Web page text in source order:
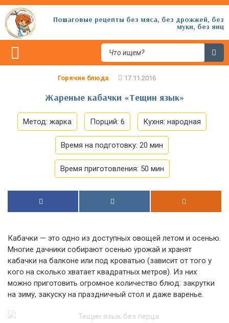
Пошаговые рецепты без мяса, без дрожжей, без
муки, без яиц
Горячие блюда
Жареные кабачки «Тещин язык»
Метод: жарка Порций: 6 Кухня: народная
Время на подготовку: 20 мин
Время приготовления: 50 мин
Кабачки — это одно из доступных овощей летом и осенью.
Многие дачники собирают осенью урожай и хранят
кабачки на балконе или под кроватью (зависит от того у
кого на сколько хватает квадратных метров). Из них
можно приготовить огромное количество блюд: закрутки
на зиму, закуску на праздничный стол и даже варенье.